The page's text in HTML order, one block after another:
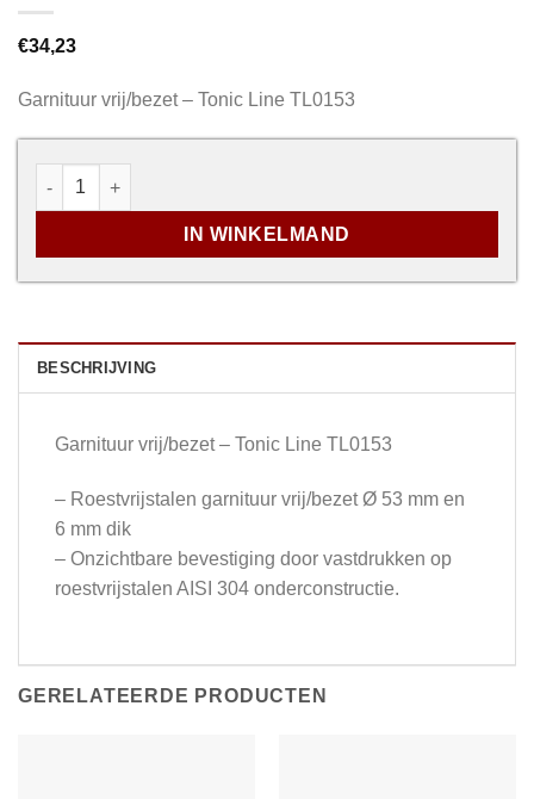
€34,23
Garnituur vrij/bezet – Tonic Line TL0153
Garnituur Vrij/Bezet - Tonic Line TL0153 aantal
IN WINKELMAND
BESCHRIJVING
Garnituur vrij/bezet – Tonic Line TL0153
– Roestvrijstalen garnituur vrij/bezet Ø 53 mm en
6 mm dik
– Onzichtbare bevestiging door vastdrukken op
roestvrijstalen AISI 304 onderconstructie.
GERELATEERDE PRODUCTEN